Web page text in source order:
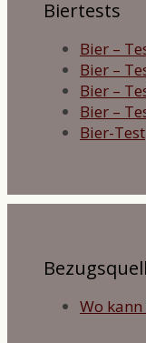
Biertests
Bier –
Bier –
Bier –
Bier –
Bier-Test
Wo